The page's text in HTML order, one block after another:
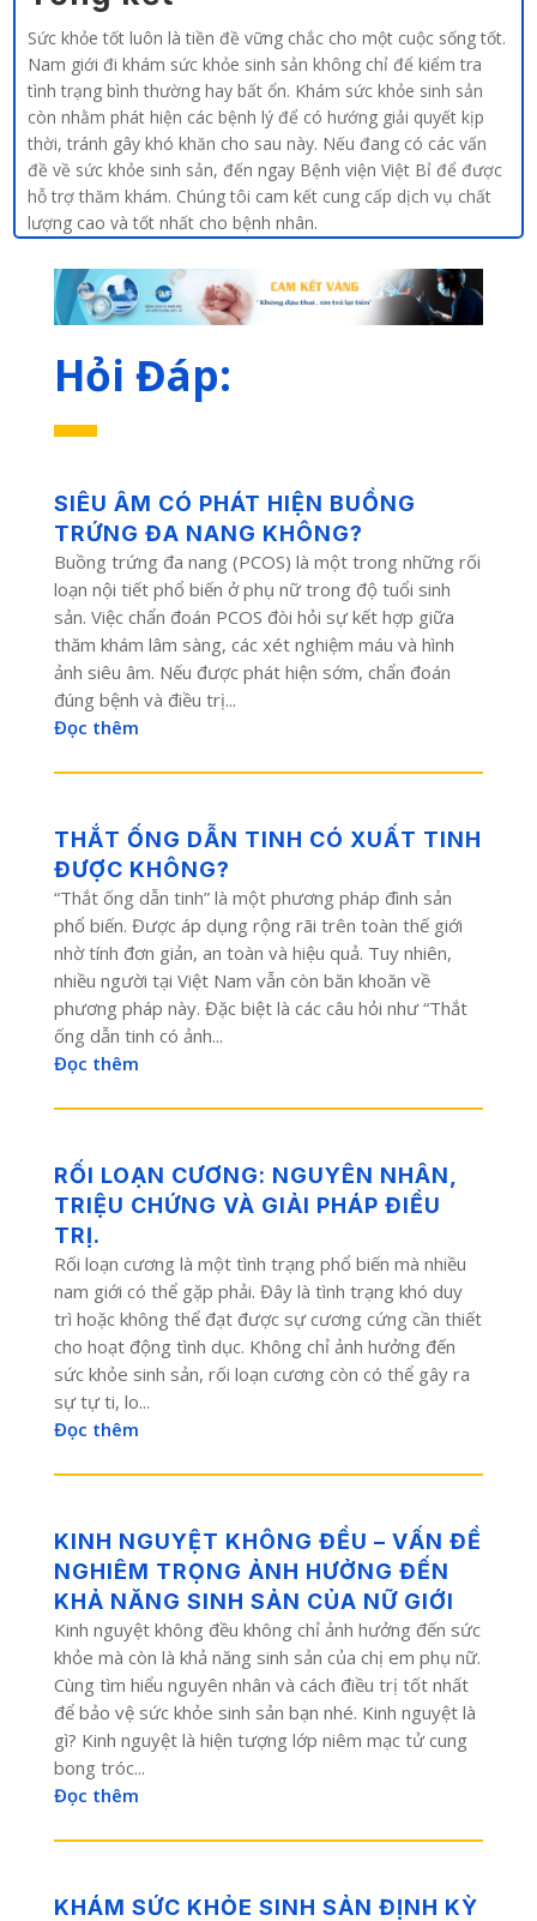
Sức khỏe tốt luôn là tiền đề vững chắc cho một cuộc sống tốt.
Nam giới đi khám sức khỏe sinh sản không chỉ để kiểm tra
tình trạng bình thường hay bất ổn. Khám sức khỏe sinh sản
còn nhằm phát hiện các bệnh lý để có hướng giải quyết kịp
thời, tránh gây khó khăn cho sau này. Nếu đang có các vấn
đề về sức khỏe sinh sản, đến ngay Bệnh viện Việt Bỉ để được
hỗ trợ thăm khám. Chúng tôi cam kết cung cấp dịch vụ chất
lượng cao và tốt nhất cho bệnh nhân.
Hỏi Đáp:
SIÊU ÂM CÓ PHÁT HIỆN BUỒNG
TRỨNG ĐA NANG KHÔNG?
Buồng trứng đa nang (PCOS) là một trong những rối
loạn nội tiết phổ biến ở phụ nữ trong độ tuổi sinh
sản. Việc chẩn đoán PCOS đòi hỏi sự kết hợp giữa
thăm khám lâm sàng, các xét nghiệm máu và hình
ảnh siêu âm. Nếu được phát hiện sớm, chẩn đoán
đúng bệnh và điều trị...
Đọc thêm
THẮT ỐNG DẪN TINH CÓ XUẤT TINH
ĐƯỢC KHÔNG?
“Thắt ống dẫn tinh” là một phương pháp đình sản
phổ biến. Được áp dụng rộng rãi trên toàn thế giới
nhờ tính đơn giản, an toàn và hiệu quả. Tuy nhiên,
nhiều người tại Việt Nam vẫn còn băn khoăn về
phương pháp này. Đặc biệt là các câu hỏi như “Thắt
ống dẫn tinh có ảnh...
Đọc thêm
RỐI LOẠN CƯƠNG: NGUYÊN NHÂN,
TRIỆU CHỨNG VÀ GIẢI PHÁP ĐIỀU
TRỊ.
Rối loạn cương là một tình trạng phổ biến mà nhiều
nam giới có thể gặp phải. Đây là tình trạng khó duy
trì hoặc không thể đạt được sự cương cứng cần thiết
cho hoạt động tình dục. Không chỉ ảnh hưởng đến
sức khỏe sinh sản, rối loạn cương còn có thể gây ra
sự tự ti, lo...
Đọc thêm
KINH NGUYỆT KHÔNG ĐỀU – VẤN ĐỀ
NGHIÊM TRỌNG ẢNH HƯỞNG ĐẾN
KHẢ NĂNG SINH SẢN CỦA NỮ GIỚI
Kinh nguyệt không đều không chỉ ảnh hưởng đến sức
khỏe mà còn là khả năng sinh sản của chị em phụ nữ.
Cùng tìm hiểu nguyên nhân và cách điều trị tốt nhất
để bảo vệ sức khỏe sinh sản bạn nhé. Kinh nguyệt là
gì? Kinh nguyệt là hiện tượng lớp niêm mạc tử cung
bong tróc...
Đọc thêm
KHÁM SỨC KHỎE SINH SẢN ĐỊNH KỲ